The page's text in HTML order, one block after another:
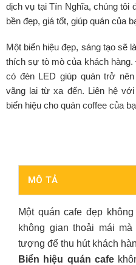
dịch vụ tại Tín Nghĩa, chúng tôi
bền đẹp, giá tốt, giúp quán của
Một biển hiệu đẹp, sáng tạo sẽ
thích sự tò mò của khách
có đèn LED giúp quán trở
vãng lai từ xa đến. Liên hệ
biển hiệu cho quán coffee của
MÔ TẢ
Một quán cafe đẹp
không gian thoải mái
tượng để thu hút khách
Biển hiệu quán cafe